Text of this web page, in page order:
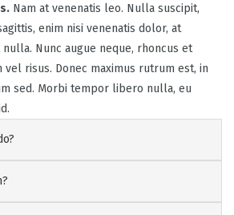
Nam at venenatis leo. Nulla suscipit,
enim nisi venenatis dolor, at
Nunc augue neque, rhoncus et
risus. Donec maximus rutrum est, in
sed. Morbi tempor libero nulla, eu